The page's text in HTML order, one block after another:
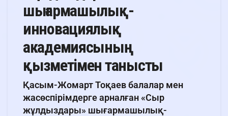
шығармашылық-
инновациялық
академиясының
қызметімен танысты
Қасым-Жомарт Тоқаев балалар мен
жасөспірімдерге арналған «Сыр
жұлдыздары» шығармашылық-